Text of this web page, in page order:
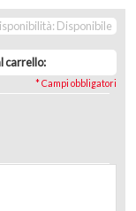
Disponibile
carrello:
* Campi obbligatori